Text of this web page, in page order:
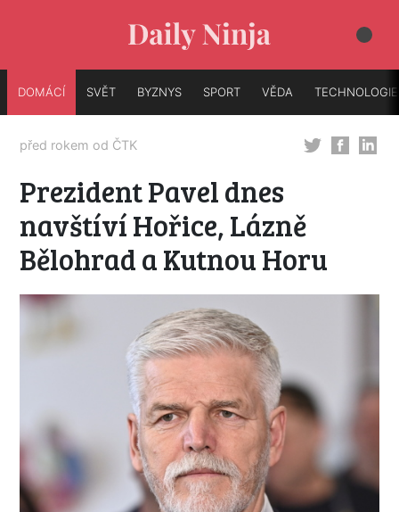
DOMÁCÍ SVĚT BYZNYS SPORT VĚDA TECHNOLOGIE
před rokem od ČTK
Prezident Pavel dnes
navštíví Hořice, Lázně
Bělohrad a Kutnou Horu